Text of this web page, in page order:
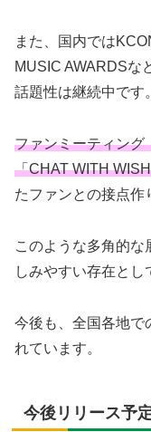
また、国内では
MUSIC AWARDSな
話題性は継続中です。
ファンミーティング
「CHAT WITH
たファンとの接点作
このような多角的
しみやすい存在とし
今後も、全国各地で
れています。
今後リリース予